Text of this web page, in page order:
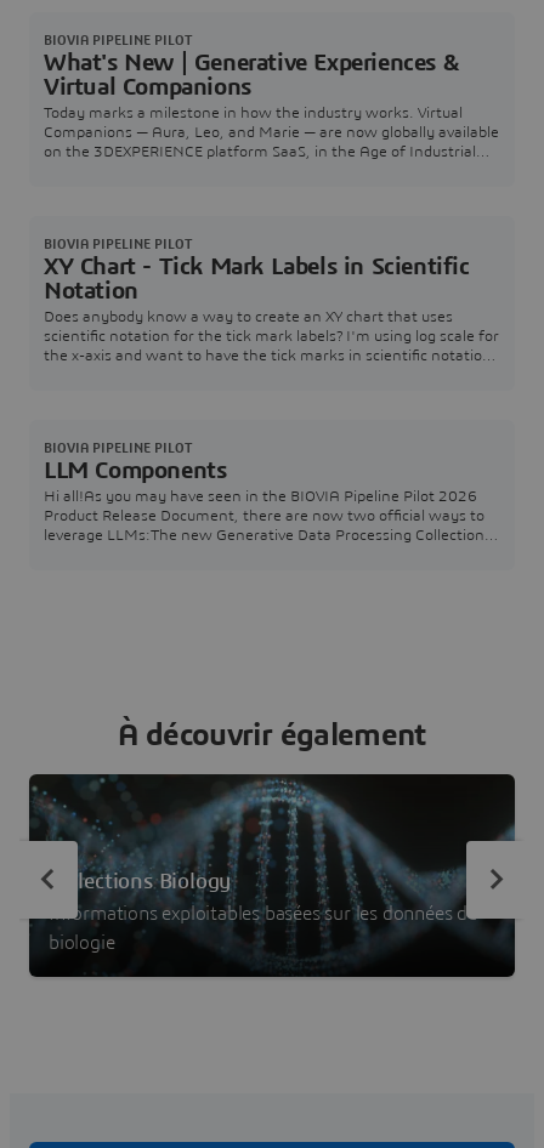
What's New | Generative Experiences &
Virtual Companions
Today marks a milestone in how the industry works. Virtual
Companions — Aura, Leo, and Marie — are now globally available
on the 3DEXPERIENCE platform SaaS, in the Age of Industrial
BIOVIA PIPELINE PILOT
XY Chart - Tick Mark Labels in Scientific
Notation
Does anybody know a way to create an XY chart that uses
scientific notation for the tick mark labels? I'm using log scale for
the x-axis and want to have the tick marks in scientific notation
BIOVIA PIPELINE PILOT
LLM Components
Hi all!As you may have seen in the BIOVIA Pipeline Pilot 2026
Product Release Document, there are now two official ways to
leverage LLMs:The new Generative Data Processing Collection
BIOVIA PIPELINE PILOT
À découvrir également
Collections Biology
Informations exploitables basées sur les données de
biologie